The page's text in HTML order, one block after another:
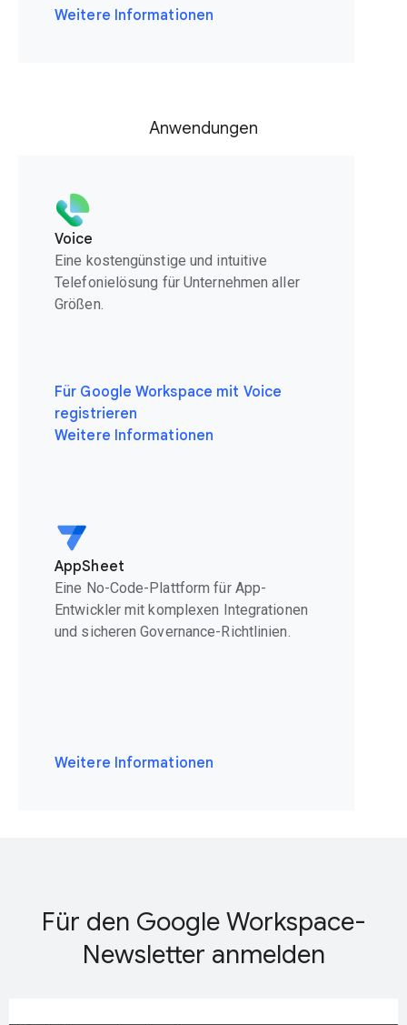
Weitere Informationen
Anwendungen
Voice
Eine kostengünstige und intuitive
Telefonielösung für Unternehmen aller
Größen.
Für Google Workspace mit Voice
registrieren
Weitere Informationen
AppSheet
Eine No-Code-Plattform für App-
Entwickler mit komplexen Integrationen
und sicheren Governance-Richtlinien.
Weitere Informationen
Für den Google Workspace-
Newsletter anmelden